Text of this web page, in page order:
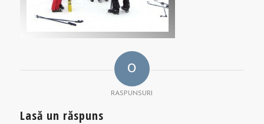
0
RASPUNSURI
Lasă un răspuns